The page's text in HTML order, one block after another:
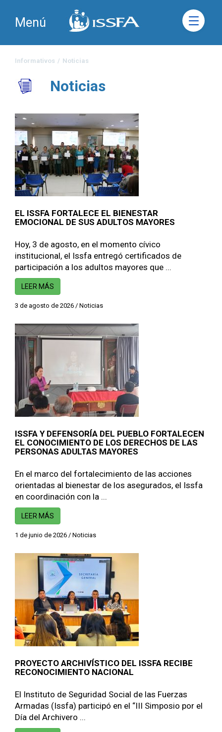
Menú
Informativos / Noticias
Noticias
EL ISSFA FORTALECE EL BIENESTAR
EMOCIONAL DE SUS ADULTOS MAYORES
Hoy, 3 de agosto, en el momento cívico
institucional, el Issfa entregó certificados de
participación a los adultos mayores que ...
LEER MÁS
3 de agosto de 2026 / Noticias
ISSFA Y DEFENSORÍA DEL PUEBLO FORTALECEN
EL CONOCIMIENTO DE LOS DERECHOS DE LAS
PERSONAS ADULTAS MAYORES
En el marco del fortalecimiento de las acciones
orientadas al bienestar de los asegurados, el Issfa
en coordinación con la ...
LEER MÁS
1 de junio de 2026 / Noticias
PROYECTO ARCHIVÍSTICO DEL ISSFA RECIBE
RECONOCIMIENTO NACIONAL
El Instituto de Seguridad Social de las Fuerzas
Armadas (Issfa) participó en el “III Simposio por el
Día del Archivero ...